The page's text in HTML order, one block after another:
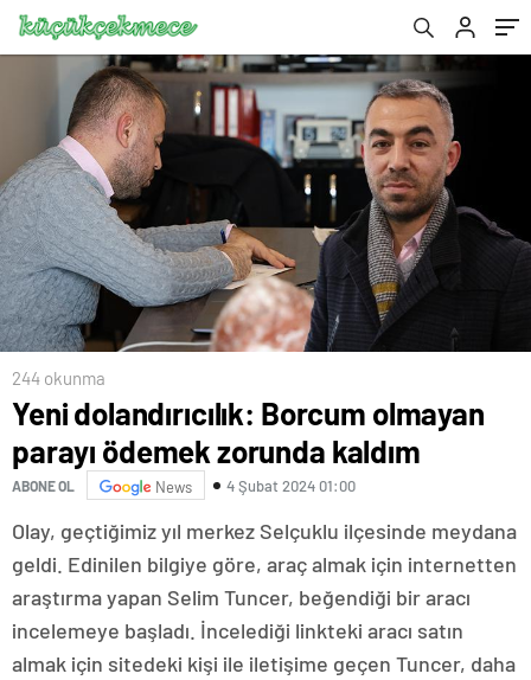
244 okunma
Yeni dolandırıcılık: Borcum olmayan
parayı ödemek zorunda kaldım
ABONE OL News 4 Şubat 2024 01:00
Olay, geçtiğimiz yıl merkez Selçuklu ilçesinde meydana
geldi. Edinilen bilgiye göre, araç almak için internetten
araştırma yapan Selim Tuncer, beğendiği bir aracı
incelemeye başladı. İncelediği linkteki aracı satın
almak için sitedeki kişi ile iletişime geçen Tuncer, daha